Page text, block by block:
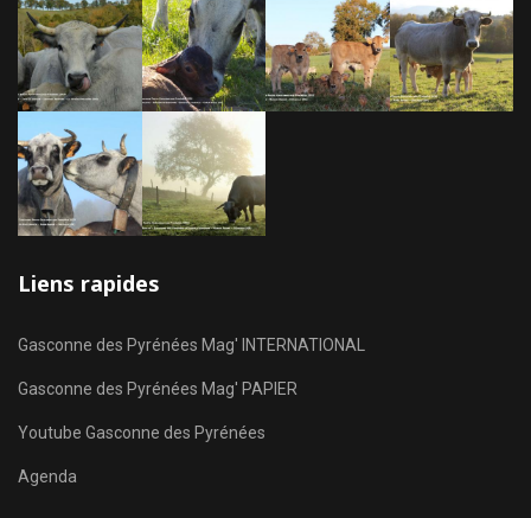
Liens rapides
Gasconne des Pyrénées Mag' INTERNATIONAL
Gasconne des Pyrénées Mag' PAPIER
Youtube Gasconne des Pyrénées
Agenda